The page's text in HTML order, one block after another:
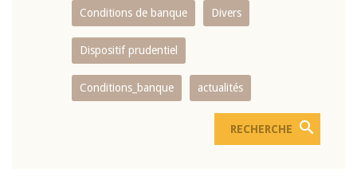
Conditions de banque Divers
Dispositif prudentiel
Conditions_banque actualités